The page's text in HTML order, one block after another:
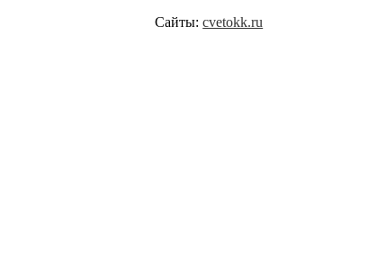
Сайты:cvetokk.ru